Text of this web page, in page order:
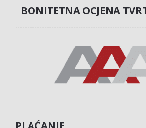
BONITETNA OCJENA